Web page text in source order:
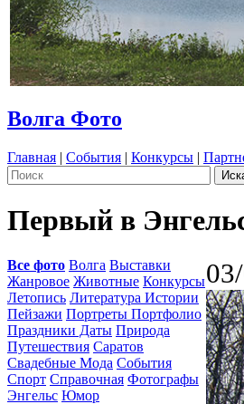
Волга Фото
Главная | События | Конкурсы |
Первый в
Все фото Волга Выставки
Жанровое Животные Конкурсы
Летопись Литература Истории
Пейзажи Портреты Портфолио
Праздники Даты Природа
Путешествия Саратов
Свадебные Мода События
Спорт Справочная Фотографы
Энгельс Юмор